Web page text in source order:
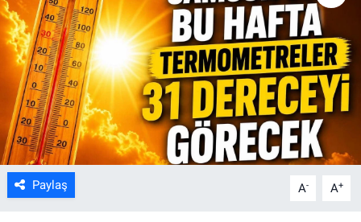
Paylaş A- A+
Bilim ve Teknoloji
Genel